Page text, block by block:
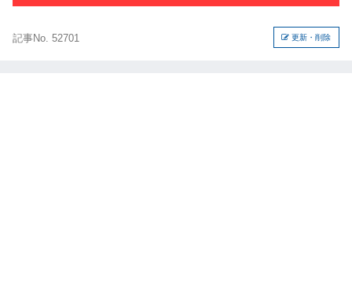
記事No. 52701 更新・削除